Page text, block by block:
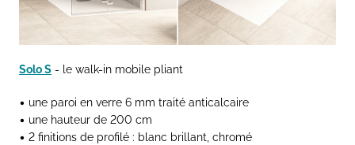
Solo S - le walk-in mobile pliant
• une paroi en verre 6 mm traité anticalcaire
• une hauteur de 200 cm
• 2 finitions de profilé : blanc brillant, chromé